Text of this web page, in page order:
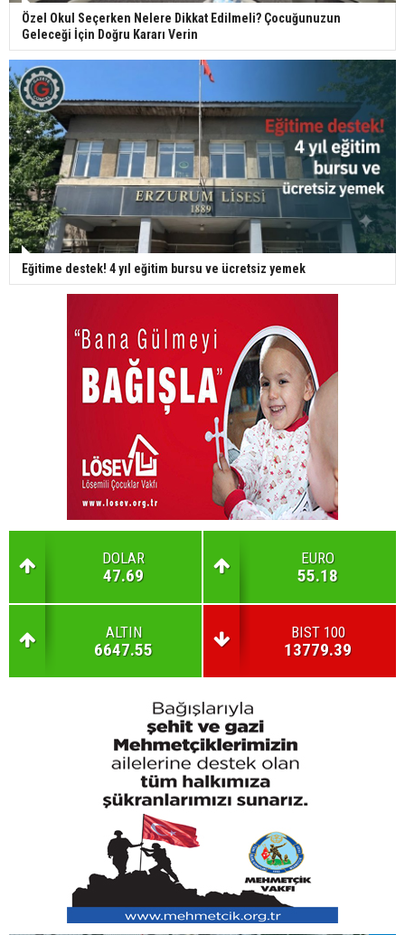
Özel Okul Seçerken Nelere Dikkat Edilmeli? Çocuğunuzun
Geleceği İçin Doğru Kararı Verin
Eğitime destek! 4 yıl eğitim bursu ve ücretsiz yemek
DOLAR
47.69
EURO
55.18
ALTIN
6647.55
BIST 100
13779.39